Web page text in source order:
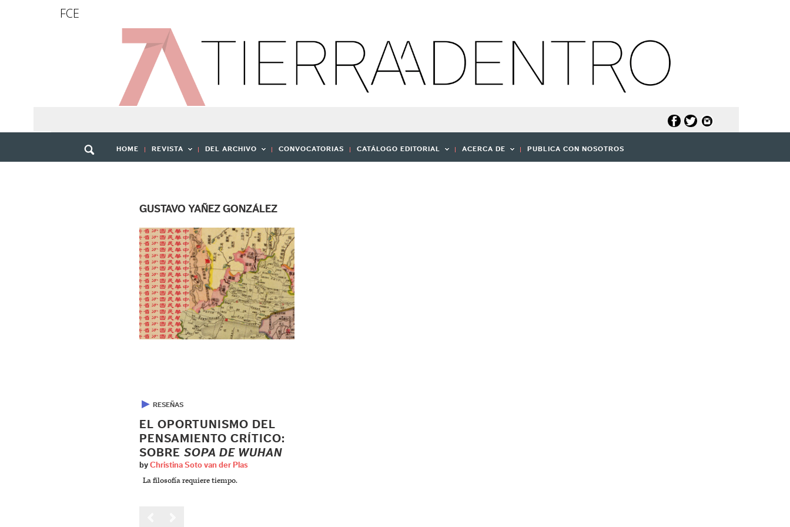
FCE
HOME REVISTA DEL ARCHIVO CONVOCATORIAS CATÁLOGO EDITORIAL ACERCA DE PUBLICA CON NOSOTROS
GUSTAVO YAÑEZ GONZÁLEZ
▶ RESEÑAS
EL OPORTUNISMO DEL
PENSAMIENTO CRÍTICO:
SOBRE SOPA DE WUHAN
by Christina Soto van der Plas
La filosofía requiere tiempo.